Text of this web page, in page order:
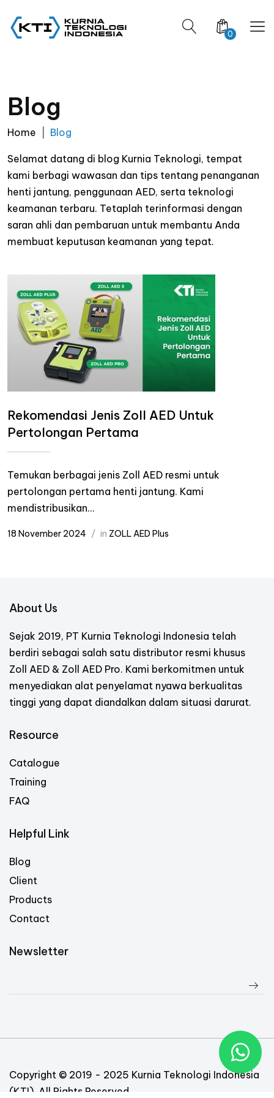
0
Blog
Home Blog
Selamat datang di blog Kurnia Teknologi, tempat
kami berbagi wawasan dan tips tentang penanganan
henti jantung, penggunaan AED, serta teknologi
keamanan terbaru. Tetaplah terinformasi dengan
saran ahli dan pembaruan untuk membantu Anda
membuat keputusan keamanan yang tepat.
Rekomendasi Jenis Zoll AED Untuk
Pertolongan Pertama
Temukan berbagai jenis Zoll AED resmi untuk
pertolongan pertama henti jantung. Kami
mendistribusikan...
18 November 2024 in ZOLL AED Plus
About Us
Sejak 2019, PT Kurnia Teknologi Indonesia telah
berdiri sebagai salah satu distributor resmi khusus
Zoll AED & Zoll AED Pro. Kami berkomitmen untuk
menyediakan alat penyelamat nyawa berkualitas
tinggi yang dapat diandalkan dalam situasi darurat.
Resource
Catalogue
Training
FAQ
Helpful Link
Blog
Client
Products
Contact
Newsletter
Copyright © 2019 - 2025 Kurnia Teknologi Indonesia
(KTI). All Rights Reserved